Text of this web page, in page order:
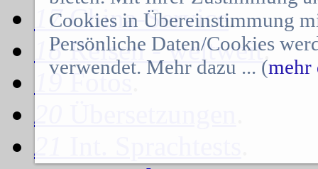
17China-Service.
18Reisen - weltweit.
19Fotos.
20
21
Cookies in Übereinstimmung
Persönliche Daten/Cookies
verwendet. Mehr dazu ... (mehr